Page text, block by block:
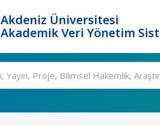
Akdeniz Üniversitesi
Akademik Veri Yönetim